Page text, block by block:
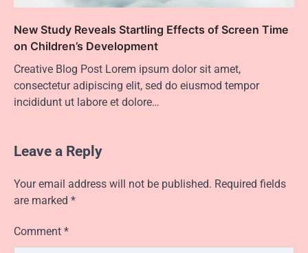
New Study Reveals Startling Effects of Screen Time
on Children’s Development
Creative Blog Post Lorem ipsum dolor sit amet,
consectetur adipiscing elit, sed do eiusmod tempor
incididunt ut labore et dolore…
Leave a Reply
Your email address will not be published. Required fields
are marked *
Comment *